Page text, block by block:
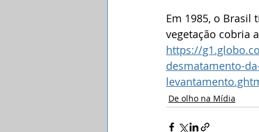
Em 1985, o Brasil
vegetação cobria
https://
desmatamento-
De olho na Mídia